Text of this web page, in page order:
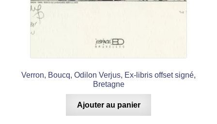
Verron, Boucq, Odilon Verjus, Ex-libris offset signé,
Bretagne
Ajouter au panier